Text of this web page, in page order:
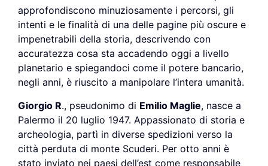
approfondiscono minuziosamente i percorsi, gli
intenti e le finalità di una delle pagine più oscure e
impenetrabili della storia, descrivendo con
accuratezza cosa sta accadendo oggi a livello
planetario e spiegandoci come il potere bancario,
negli anni, è riuscito a manipolare l’intera umanità.
Giorgio R., pseudonimo di Emilio Maglie, nasce a
Palermo il 20 luglio 1947. Appassionato di storia e
archeologia, partì in diverse spedizioni verso la
città perduta di monte Scuderi. Per otto anni è
stato inviato nei paesi dell’est come responsabile